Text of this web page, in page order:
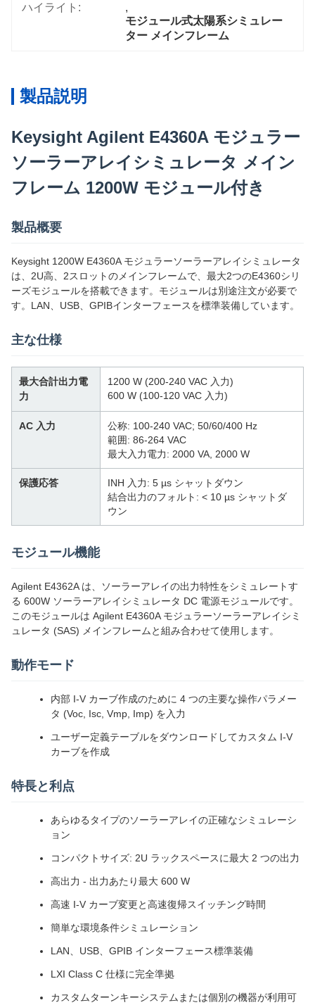
ハイライト:
,
モジュール式太陽系シミュレー
ター メインフレーム
製品説明
Keysight Agilent E4360A モジュラー
ソーラーアレイシミュレータ メイン
フレーム 1200W モジュール付き
製品概要
Keysight 1200W E4360A モジュラーソーラーアレイシミュレータ
は、2U高、2スロットのメインフレームで、最大2つのE4360シリ
ーズモジュールを搭載できます。モジュールは別途注文が必要で
す。LAN、USB、GPIBインターフェースを標準装備しています。
主な仕様
最大合計出力電
力
1200 W (200-240 VAC 入力)
600 W (100-120 VAC 入力)
AC 入力
公称: 100-240 VAC; 50/60/400 Hz
範囲: 86-264 VAC
最大入力電力: 2000 VA, 2000 W
保護応答
INH 入力: 5 µs シャットダウン
結合出力のフォルト: < 10 µs シャットダ
ウン
モジュール機能
Agilent E4362A は、ソーラーアレイの出力特性をシミュレートす
る 600W ソーラーアレイシミュレータ DC 電源モジュールです。
このモジュールは Agilent E4360A モジュラーソーラーアレイシミ
ュレータ (SAS) メインフレームと組み合わせて使用します。
動作モード
内部 I-V カーブ作成のために 4 つの主要な操作パラメー
タ (Voc, Isc, Vmp, Imp) を入力
ユーザー定義テーブルをダウンロードしてカスタム I-V
カーブを作成
特長と利点
あらゆるタイプのソーラーアレイの正確なシミュレーシ
ョン
コンパクトサイズ: 2U ラックスペースに最大 2 つの出力
高出力 - 出力あたり最大 600 W
高速 I-V カーブ変更と高速復帰スイッチング時間
簡単な環境条件シミュレーション
LAN、USB、GPIB インターフェース標準装備
LXI Class C 仕様に完全準拠
カスタムターンキーシステムまたは個別の機器が利用可